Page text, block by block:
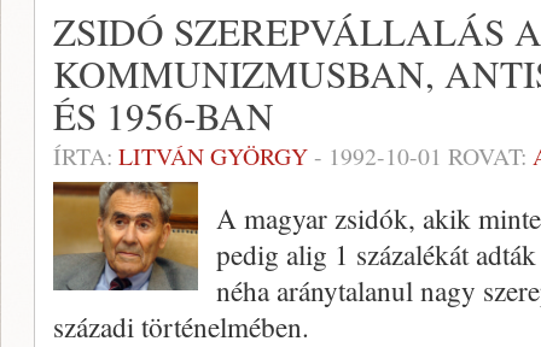
ZSIDÓ SZEREPVÁLLALÁS
KOMMUNIZMUSBAN,
ÉS 1956-BAN
ÍRTA: LITVÁN GYÖRGY- 1992-10-01 ROVAT:
A magyar zsidók, akik
pedig alig 1 százalékát
néha aránytalanul nagy
századi történelmében.